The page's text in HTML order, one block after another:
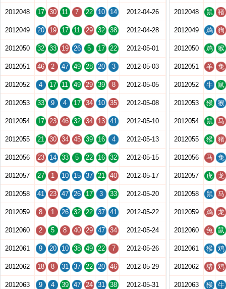
2012048 17 30 11 7 22 10 14 2012-04-26
2012049 20 19 17 11 29 32 38 2012-04-28
2012050 32 33 19 26 5 17 22 2012-05-01
2012051 46 2 47 49 28 20 3 2012-05-03
2012052 4 17 11 49 29 39 8 2012-05-05
2012053 33 9 4 17 34 10 35 2012-05-08
2012054 17 23 46 32 34 13 41 2012-05-10
2012055 21 30 34 45 39 16 4 2012-05-13
2012056 23 14 33 5 22 16 32 2012-05-15
2012057 27 1 10 15 37 21 40 2012-05-17
2012058 41 23 47 26 17 3 33 2012-05-20
2012059 8 1 26 32 22 37 41 2012-05-22
2012060 2 5 8 40 29 47 34 2012-05-24
2012061 9 20 10 38 49 22 7 2012-05-26
2012062 18 8 31 37 22 20 46 2012-05-29
2012063 9 4 39 47 24 31 38 2012-05-31
2012048 鼠 猪
2012049 鸡 狗
2012050 鸡 猴
2012051 羊 兔
2012052 牛 鼠
2012053 猴 猴
2012054 鼠 马
2012055 猴 猪
2012056 马 兔
2012057 虎 龙
2012058 鼠 马
2012059 鸡 龙
2012060 兔 鼠
2012061 猴 鸡
2012062 猪 鸡
2012063 猴 牛